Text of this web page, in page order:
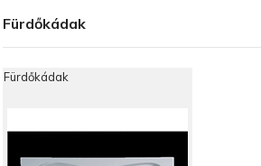
Fürdőkádak
Fürdőkádak